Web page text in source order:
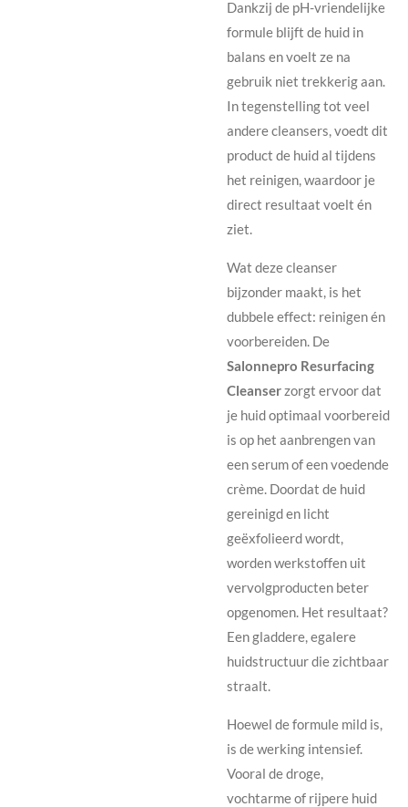
Dankzij de pH-vriendelijke
formule blijft de huid in
balans en voelt ze na
gebruik niet trekkerig aan.
In tegenstelling tot veel
andere cleansers, voedt dit
product de huid al tijdens
het reinigen, waardoor je
direct resultaat voelt én
ziet.
Wat deze cleanser
bijzonder maakt, is het
dubbele effect: reinigen én
voorbereiden. De
Salonnepro Resurfacing
Cleanserzorgt ervoor dat
je huid optimaal voorbereid
is op het aanbrengen van
een serum of een voedende
crème. Doordat de huid
gereinigd en licht
geëxfolieerd wordt,
worden werkstoffen uit
vervolgproducten beter
opgenomen. Het resultaat?
Een gladdere, egalere
huidstructuur die zichtbaar
straalt.
Hoewel de formule mild is,
is de werking intensief.
Vooral de droge,
vochtarme of rijpere huid